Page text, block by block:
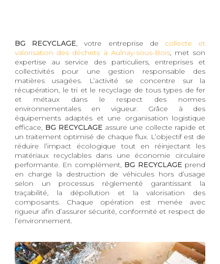
BG RECYCLAGE, votre entreprise de collecte et
valorisation des déchets à Aulnay-sous-Bois, met son
expertise au service des particuliers, entreprises et
collectivités pour une gestion responsable des
matières usagées. L’activité se concentre sur la
récupération, le tri et le recyclage de tous types de fer
et métaux dans le respect des normes
environnementales en vigueur. Grâce à des
équipements adaptés et une organisation logistique
efficace, BG RECYCLAGE assure une collecte rapide et
un traitement optimisé de chaque flux. L’objectif est de
réduire l’impact écologique tout en réinjectant les
matériaux recyclables dans une économie circulaire
performante. En complément, BG RECYCLAGE prend
en charge la destruction de véhicules hors d’usage
selon un processus réglementé garantissant la
traçabilité, la dépollution et la valorisation des
composants. Chaque opération est menée avec
rigueur afin d’assurer sécurité, conformité et respect de
l’environnement.